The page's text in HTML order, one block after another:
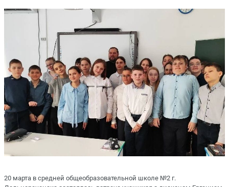
20 марта в средней общеобразовательной школе №2 г.